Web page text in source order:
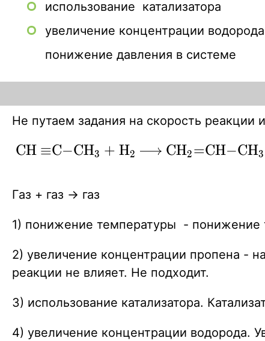
использование катализатора
увеличение концентрации водорода
понижение давления в системе
Не путаем задания на скорость реакции
\ce{CH
+ H2 ->
CH2=CH-
CH3 }
CH ≡C−CHX
3 + HX
2 CHX
2 =CH−CHX
3
Газ + газ -> газ
1) понижение температуры - понижение
2) увеличение концентрации пропена -
реакции не влияет. Не подходит.
3) использование катализатора.
4) увеличение концентрации водорода.